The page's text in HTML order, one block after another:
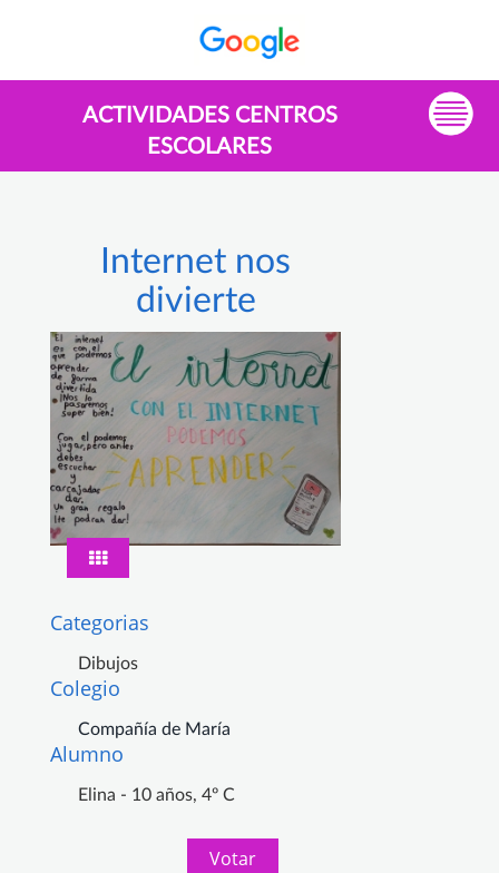
ACTIVIDADES CENTROS
ESCOLARES
Internet nos
divierte
Categorias
Dibujos
Colegio
Compañía de María
Alumno
Elina - 10 años, 4º C
Votar